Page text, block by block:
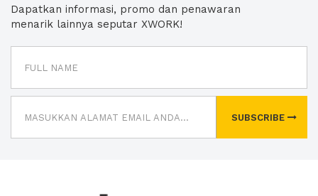
Dapatkan informasi, promo dan penawaran
menarik lainnya seputar XWORK!
SUBSCRIBE